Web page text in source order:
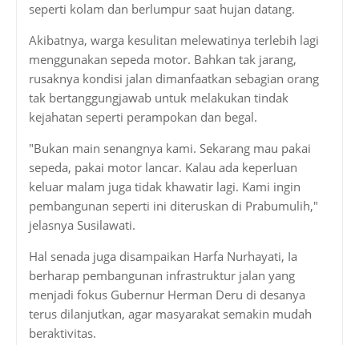
seperti kolam dan berlumpur saat hujan datang.
Akibatnya, warga kesulitan melewatinya terlebih lagi
menggunakan sepeda motor. Bahkan tak jarang,
rusaknya kondisi jalan dimanfaatkan sebagian orang
tak bertanggungjawab untuk melakukan tindak
kejahatan seperti perampokan dan begal.
"Bukan main senangnya kami. Sekarang mau pakai
sepeda, pakai motor lancar. Kalau ada keperluan
keluar malam juga tidak khawatir lagi. Kami ingin
pembangunan seperti ini diteruskan di Prabumulih,"
jelasnya Susilawati.
Hal senada juga disampaikan Harfa Nurhayati, Ia
berharap pembangunan infrastruktur jalan yang
menjadi fokus Gubernur Herman Deru di desanya
terus dilanjutkan, agar masyarakat semakin mudah
beraktivitas.